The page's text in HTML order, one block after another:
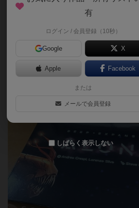
あのSFホラーボードゲーム『アロー
トです。
元のゲームが非常に楽しかったので
入るうちにどれかひとつくらいは追
購入を決めました。
有
ログイン / 会員登録（10秒）
Google X
Apple Facebook
または
メールで会員登録
しばらく表示しない